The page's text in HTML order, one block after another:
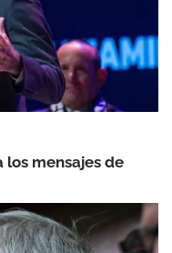
mensajes de